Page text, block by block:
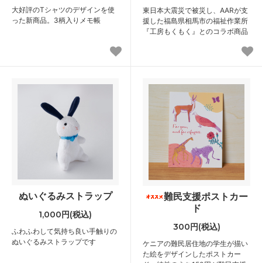
大好評のTシャツのデザインを使
った新商品。3柄入りメモ帳
東日本大震災で被災し、AARが支
援した福島県相馬市の福祉作業所
『工房もくもく』とのコラボ商品
ぬいぐるみストラップ
1,000円(税込)
ふわふわして気持ち良い手触りの
ぬいぐるみストラップです
難民支援ポストカー
ド
300円(税込)
ケニアの難民居住地の学生が描い
た絵をデザインしたポストカー